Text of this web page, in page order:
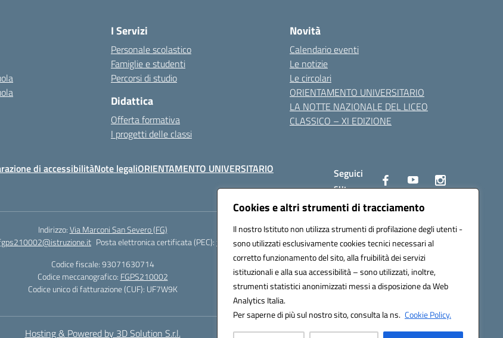
Cookies e altri strumenti di tracciamento
Il nostro Istituto non utilizza strumenti di profilazione degli utenti -
sono utilizzati esclusivamente cookies tecnici necessari al
corretto funzionamento del sito, alla fruibilità dei servizi
istituzionali e alla sua accessibilità – sono utilizzati, inoltre,
strumenti statistici anonimizzati messi a disposizione da Web
Analytics Italia.
Per saperne di più sul nostro sito, consulta la ns. Cookie Policy.
I Servizi
Personale scolastico
Famiglie e studenti
Percorsi di studio
Didattica
Offerta formativa
I progetti delle classi
Novità
Calendario eventi
Le notizie
Le circolari
ORIENTAMENTO UNIVERSITARIO
LA NOTTE NAZIONALE DEL LICEO
CLASSICO – XI EDIZIONE
di accessibilitàNote legaliORIENTAMENTO UNIVERSITARIO
Seguici
su:
Indirizzo:Via Marconi San Severo (FG)
Posta elettronica certificata (PEC):fgps210002@pec.istruzione.it
Codice fiscale: 93071630714
Codice meccanografico: FGPS210002
Codice unico di fatturazione (CUF): UF7W9K
Hosting & Powered by 3D Solution S.r.l.